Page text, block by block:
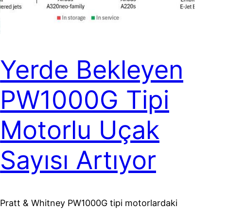
Yerde Bekleyen
PW1000G Tipi
Motorlu Uçak
Sayısı Artıyor
Pratt & Whitney PW1000G tipi motorlardaki